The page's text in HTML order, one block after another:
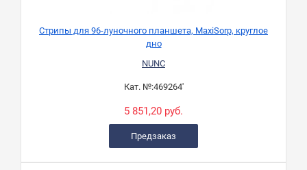
Стрипы для 96-луночного планшета, MaxiSorp, круглое
дно
NUNC
Кат. №:469264'
5 851,20 руб.
Предзаказ